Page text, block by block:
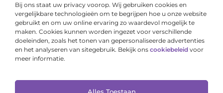
Bij ons staat uw privacy voorop. Wij gebruiken cookies en
vergelijkbare technologieën om te begrijpen hoe u onze website
gebruikt en om uw online ervaring zo waardevol mogelijk te
maken. Cookies kunnen worden ingezet voor verschillende
doeleinden, zoals het tonen van gepersonaliseerde advertenties
en het analyseren van sitegebruik. Bekijk ons cookiebeleid voor
meer informatie.
Alles Toestaan
Onze informatie